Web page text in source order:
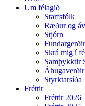
windowUm félagið
Starfsfólk
Ræður og
Stjórn
Fundargerðir
Skrá mig í
Samþykktir
Styrktarsíða
Fréttir
Fréttir 2026